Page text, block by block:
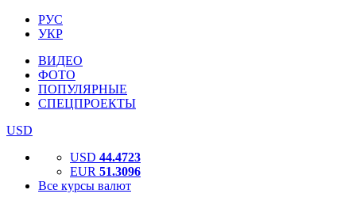
РУС
УКР
ВИДЕО
ФОТО
ПОПУЛЯРНЫЕ
СПЕЦПРОЕКТЫ
USD
USD 44.4723
EUR 51.3096
Все курсы валют